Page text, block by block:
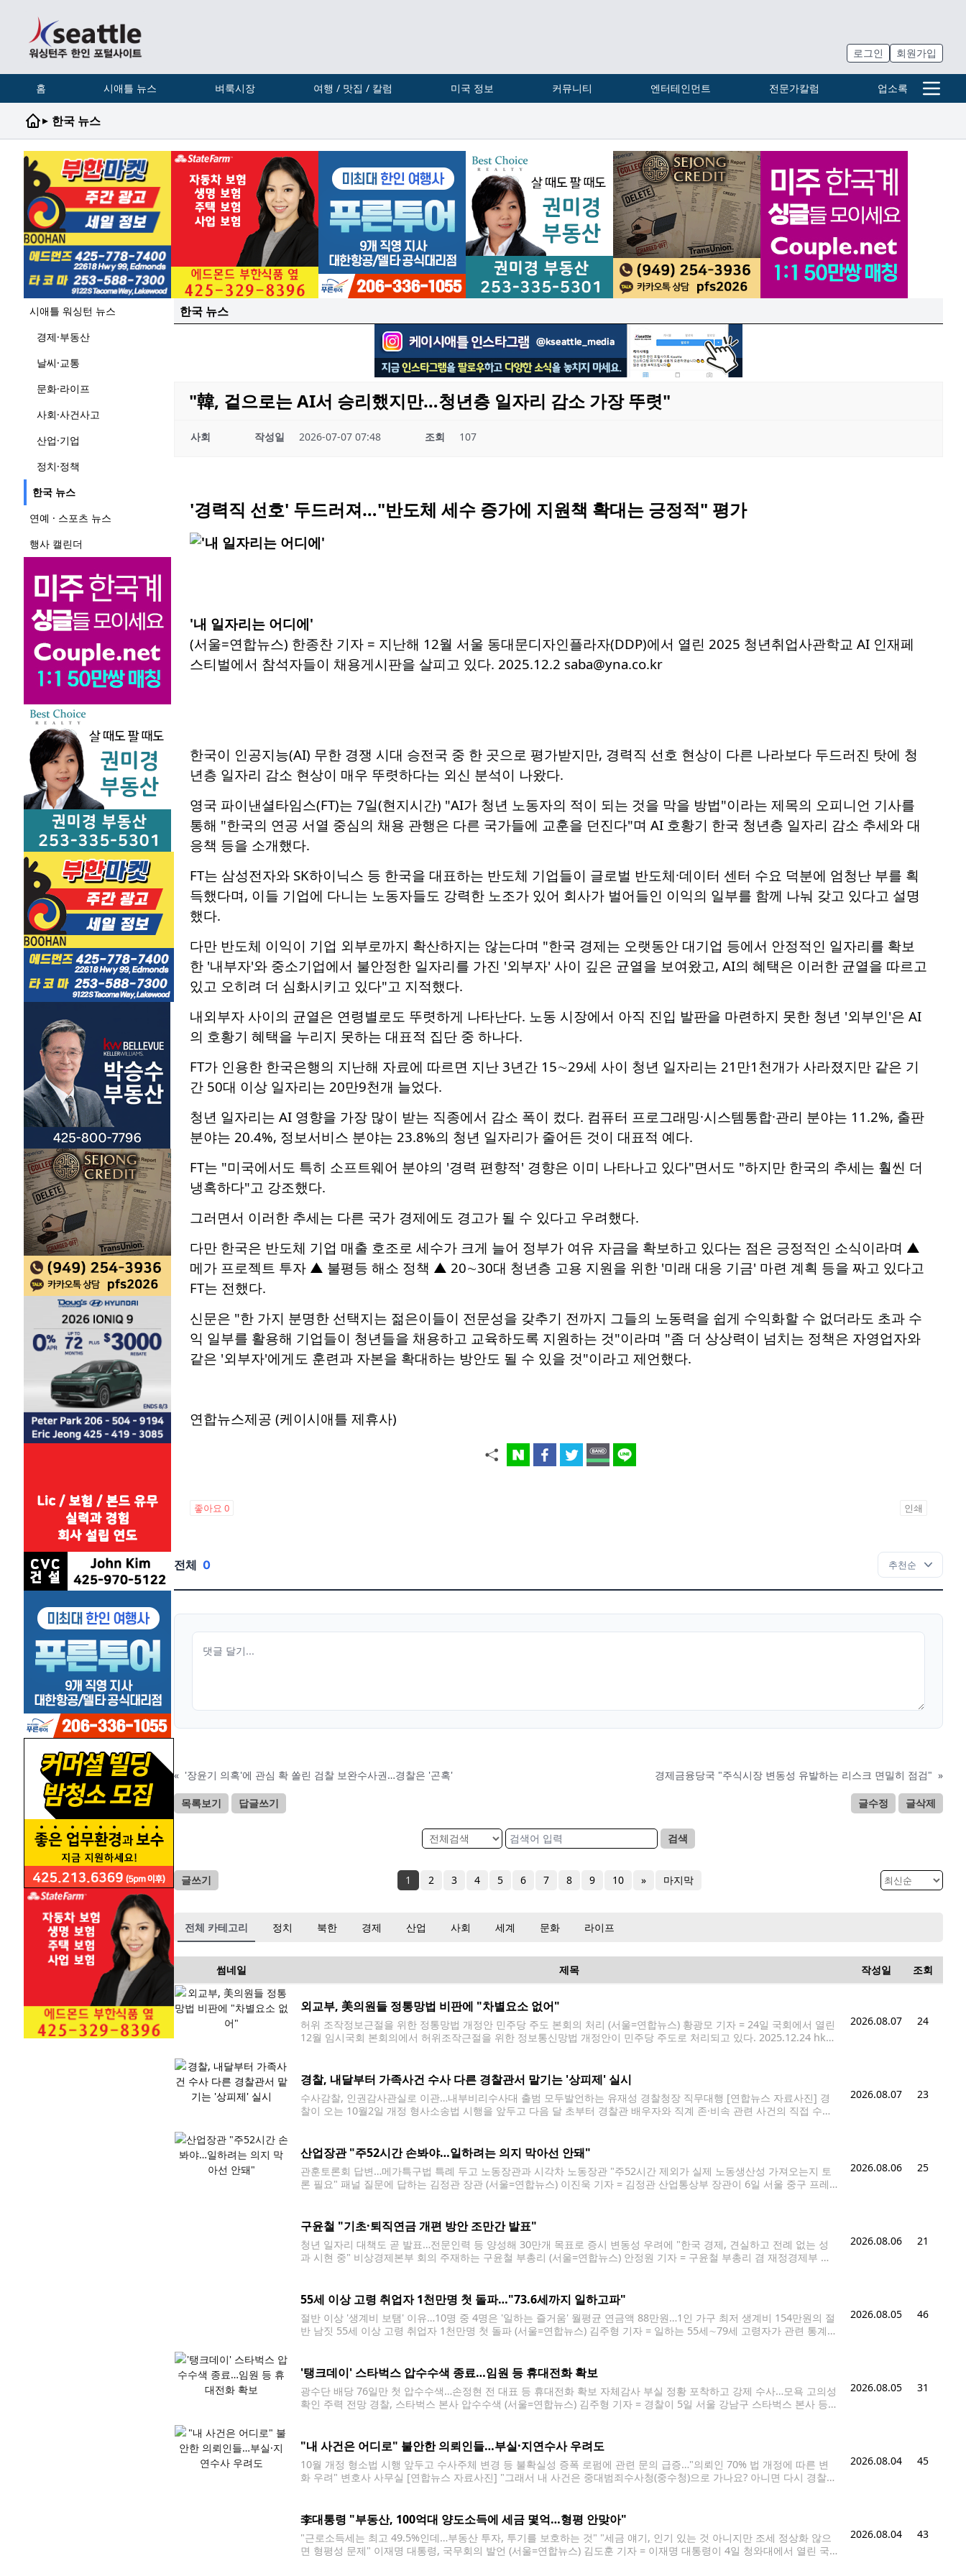
로그인 회원가입
홈 시애틀 뉴스 벼룩시장 여행 / 맛집 / 칼럼 미국 정보 커뮤니티 엔터테인먼트 전문가칼럼 업소록
▸ 한국 뉴스
시애틀 워싱턴 뉴스
경제·부동산
날씨·교통
문화·라이프
사회·사건사고
산업·기업
정치·정책
한국 뉴스
연예 · 스포츠 뉴스
행사 캘린더
한국 뉴스
"韓, 겉으로는 AI서 승리했지만…청년층 일자리 감소 가장 뚜렷"
사회 작성일 2026-07-07 07:48 조회 107
'경력직 선호' 두드러져…"반도체 세수 증가에 지원책 확대는 긍정적" 평가
'내 일자리는 어디에'
(서울=연합뉴스) 한종찬 기자 = 지난해 12월 서울 동대문디자인플라자(DDP)에서 열린 2025 청년취업사관학교 AI 인재페
스티벌에서 참석자들이 채용게시판을 살피고 있다. 2025.12.2 saba@yna.co.kr
한국이 인공지능(AI) 무한 경쟁 시대 승전국 중 한 곳으로 평가받지만, 경력직 선호 현상이 다른 나라보다 두드러진 탓에 청
년층 일자리 감소 현상이 매우 뚜렷하다는 외신 분석이 나왔다.
영국 파이낸셜타임스(FT)는 7일(현지시간) "AI가 청년 노동자의 적이 되는 것을 막을 방법"이라는 제목의 오피니언 기사를
통해 "한국의 연공 서열 중심의 채용 관행은 다른 국가들에 교훈을 던진다"며 AI 호황기 한국 청년층 일자리 감소 추세와 대
응책 등을 소개했다.
FT는 삼성전자와 SK하이닉스 등 한국을 대표하는 반도체 기업들이 글로벌 반도체·데이터 센터 수요 덕분에 엄청난 부를 획
득했다며, 이들 기업에 다니는 노동자들도 강력한 노조가 있어 회사가 벌어들인 이익의 일부를 함께 나눠 갖고 있다고 설명
했다.
다만 반도체 이익이 기업 외부로까지 확산하지는 않는다며 "한국 경제는 오랫동안 대기업 등에서 안정적인 일자리를 확보
한 '내부자'와 중소기업에서 불안정한 일자리를 가진 '외부자' 사이 깊은 균열을 보여왔고, AI의 혜택은 이러한 균열을 따르고
있고 오히려 더 심화시키고 있다"고 지적했다.
내외부자 사이의 균열은 연령별로도 뚜렷하게 나타난다. 노동 시장에서 아직 진입 발판을 마련하지 못한 청년 '외부인'은 AI
의 호황기 혜택을 누리지 못하는 대표적 집단 중 하나다.
FT가 인용한 한국은행의 지난해 자료에 따르면 지난 3년간 15∼29세 사이 청년 일자리는 21만1천개가 사라졌지만 같은 기
간 50대 이상 일자리는 20만9천개 늘었다.
청년 일자리는 AI 영향을 가장 많이 받는 직종에서 감소 폭이 컸다. 컴퓨터 프로그래밍·시스템통합·관리 분야는 11.2%, 출판
분야는 20.4%, 정보서비스 분야는 23.8%의 청년 일자리가 줄어든 것이 대표적 예다.
FT는 "미국에서도 특히 소프트웨어 분야의 '경력 편향적' 경향은 이미 나타나고 있다"면서도 "하지만 한국의 추세는 훨씬 더
냉혹하다"고 강조했다.
그러면서 이러한 추세는 다른 국가 경제에도 경고가 될 수 있다고 우려했다.
다만 한국은 반도체 기업 매출 호조로 세수가 크게 늘어 정부가 여유 자금을 확보하고 있다는 점은 긍정적인 소식이라며 ▲
메가 프로젝트 투자 ▲ 불평등 해소 정책 ▲ 20∼30대 청년층 고용 지원을 위한 '미래 대응 기금' 마련 계획 등을 짜고 있다고
FT는 전했다.
신문은 "한 가지 분명한 선택지는 젊은이들이 전문성을 갖추기 전까지 그들의 노동력을 쉽게 수익화할 수 없더라도 초과 수
익 일부를 활용해 기업들이 청년들을 채용하고 교육하도록 지원하는 것"이라며 "좀 더 상상력이 넘치는 정책은 자영업자와
같은 '외부자'에게도 훈련과 자본을 확대하는 방안도 될 수 있을 것"이라고 제언했다.
연합뉴스제공 (케이시애틀 제휴사)
좋아요 0 인쇄
전체 0
« '장윤기 의혹'에 관심 확 쏠린 검찰 보완수사권…경찰은 '곤혹' 경제금융당국 "주식시장 변동성 유발하는 리스크 면밀히 점검" »
목록보기 답글쓰기 글수정 글삭제
검색
글쓰기 1 2 3 4 5 6 7 8 9 10 » 마지막
전체 카테고리 정치 북한 경제 산업 사회 세계 문화 라이프
썸네일 제목 작성일 조회
외교부, 美의원들 정통망법 비판에 "차별요소 없어"
허위 조작정보근절을 위한 정통망법 개정안 민주당 주도 본회의 처리 (서울=연합뉴스) 황광모 기자 = 24일 국회에서 열린
12월 임시국회 본회의에서 허위조작근절을 위한 정보통신망법 개정안이 민주당 주도로 처리되고 있다. 2025.12.24 hkm
2026.08.07 24
경찰, 내달부터 가족사건 수사 다른 경찰관서 맡기는 '상피제' 실시
수사감찰, 인권감사관실로 이관…내부비리수사대 출범 모두발언하는 유재성 경찰청장 직무대행 [연합뉴스 자료사진] 경
찰이 오는 10월2일 개정 형사소송법 시행을 앞두고 다음 달 초부터 경찰관 배우자와 직계 존·비속 관련 사건의 직접 수사
2026.08.07 23
산업장관 "주52시간 손봐야…일하려는 의지 막아선 안돼"
관훈토론회 답변…메가특구법 특례 두고 노동장관과 시각차 노동장관 "주52시간 제외가 실제 노동생산성 가져오는지 토
론 필요" 패널 질문에 답하는 김정관 장관 (서울=연합뉴스) 이진욱 기자 = 김정관 산업통상부 장관이 6일 서울 중구 프레
2026.08.06 25
구윤철 "기초·퇴직연금 개편 방안 조만간 발표"
청년 일자리 대책도 곧 발표…전문인력 등 양성해 30만개 목표로 증시 변동성 우려에 "한국 경제, 견실하고 전례 없는 성
과 시현 중" 비상경제본부 회의 주재하는 구윤철 부총리 (서울=연합뉴스) 안정원 기자 = 구윤철 부총리 겸 재정경제부 장
2026.08.06 21
55세 이상 고령 취업자 1천만명 첫 돌파…"73.6세까지 일하고파"
절반 이상 '생계비 보탬' 이유…10명 중 4명은 '일하는 즐거움' 월평균 연금액 88만원…1인 가구 최저 생계비 154만원의 절
반 남짓 55세 이상 고령 취업자 1천만명 첫 돌파 (서울=연합뉴스) 김주형 기자 = 일하는 55세∼79세 고령자가 관련 통계
2026.08.05 46
'탱크데이' 스타벅스 압수수색 종료…임원 등 휴대전화 확보
광수단 배당 76일만 첫 압수수색…손정현 전 대표 등 휴대전화 확보 자체감사 부실 정황 포착하고 강제 수사…모욕 고의성
확인 주력 전망 경찰, 스타벅스 본사 압수수색 (서울=연합뉴스) 김주형 기자 = 경찰이 5일 서울 강남구 스타벅스 본사 등에
2026.08.05 31
"내 사건은 어디로" 불안한 의뢰인들…부실·지연수사 우려도
10월 개정 형소법 시행 앞두고 수사주체 변경 등 불확실성 증폭 로펌에 관련 문의 급증…"의뢰인 70% 법 개정에 따른 변
화 우려" 변호사 사무실 [연합뉴스 자료사진] "그래서 내 사건은 중대범죄수사청(중수청)으로 가나요? 아니면 다시 경찰이
2026.08.04 45
李대통령 "부동산, 100억대 양도소득에 세금 몇억…형평 안맞아"
"근로소득세는 최고 49.5%인데…부동산 투자, 투기를 보호하는 것" "세금 얘기, 인기 있는 것 아니지만 조세 정상화 않으
면 형평성 문제" 이재명 대통령, 국무회의 발언 (서울=연합뉴스) 김도훈 기자 = 이재명 대통령이 4일 청와대에서 열린 국
2026.08.04 43